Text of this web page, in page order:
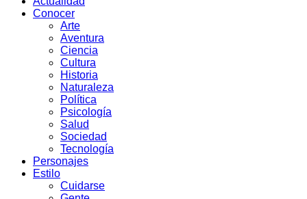
Conocer
Arte
Aventura
Ciencia
Cultura
Historia
Naturaleza
Política
Psicología
Salud
Sociedad
Tecnología
Personajes
Estilo
Cuidarse